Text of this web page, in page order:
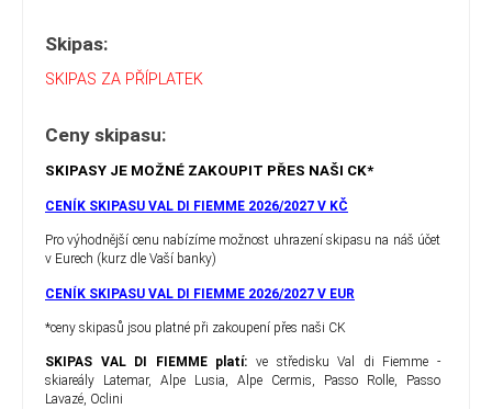
Skipas:
SKIPAS ZA PŘÍPLATEK
Ceny skipasu:
SKIPASY JE MOŽNÉ ZAKOUPIT PŘES NAŠI CK*
CENÍK SKIPASU VAL DI FIEMME 2026/2027 V KČ
Pro výhodnější cenu nabízíme možnost uhrazení skipasu na náš účet
v Eurech (kurz dle Vaší banky)
CENÍK SKIPASU VAL DI FIEMME 2026/2027 V EUR
*ceny skipasů jsou platné při zakoupení přes naši CK
SKIPAS VAL DI FIEMME platí: ve středisku Val di Fiemme -
skiareály Latemar, Alpe Lusia, Alpe Cermis, Passo Rolle, Passo
Lavazé, Oclini